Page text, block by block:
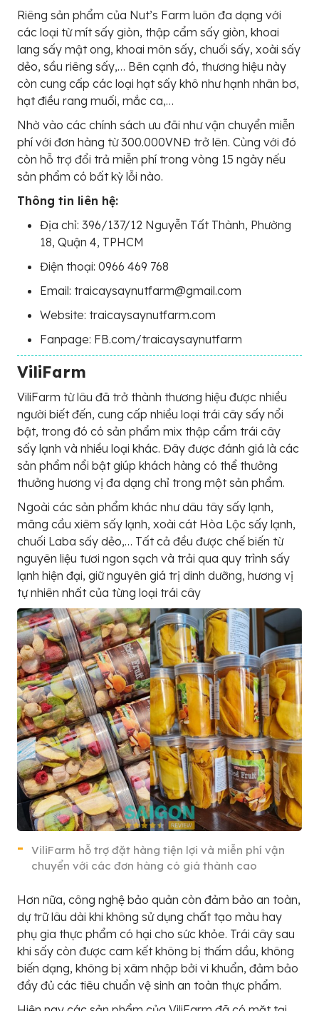
Riêng sản phẩm của Nut’s Farm luôn đa dạng với
các loại từ mít sấy giòn, thập cẩm sấy giòn, khoai
lang sấy mật ong, khoai môn sấy, chuối sấy, xoài sấy
dẻo, sầu riêng sấy,… Bên cạnh đó, thương hiệu này
còn cung cấp các loại hạt sấy khô như hạnh nhân bơ,
hạt điều rang muối, mắc ca,…
Nhờ vào các chính sách ưu đãi như vận chuyển miễn
phí với đơn hàng từ 300.000VNĐ trở lên. Cùng với đó
còn hỗ trợ đổi trả miễn phí trong vòng 15 ngày nếu
sản phẩm có bất kỳ lỗi nào.
Thông tin liên hệ:
Địa chỉ: 396/137/12 Nguyễn Tất Thành, Phường
18, Quận 4, TPHCM
Điện thoại: 0966 469 768
Email: traicaysaynutfarm@gmail.com
Website: traicaysaynutfarm.com
Fanpage: FB.com/traicaysaynutfarm
ViliFarm
ViliFarm từ lâu đã trở thành thương hiệu được nhiều
người biết đến, cung cấp nhiều loại trái cây sấy nổi
bật, trong đó có sản phẩm mix thập cẩm trái cây
sấy lạnh và nhiều loại khác. Đây được đánh giá là các
sản phẩm nổi bật giúp khách hàng có thể thưởng
thưởng hương vị đa dạng chỉ trong một sản phẩm.
Ngoài các sản phẩm khác như dâu tây sấy lạnh,
mãng cầu xiêm sấy lạnh, xoài cát Hòa Lộc sấy lạnh,
chuối Laba sấy dẻo,… Tất cả đều được chế biến từ
nguyên liệu tươi ngon sạch và trải qua quy trình sấy
lạnh hiện đại, giữ nguyên giá trị dinh dưỡng, hương vị
tự nhiên nhất của từng loại trái cây
ViliFarm hỗ trợ đặt hàng tiện lợi và miễn phí vận
chuyển với các đơn hàng có giá thành cao
Hơn nữa, công nghệ bảo quản còn đảm bảo an toàn,
dự trữ lâu dài khi không sử dụng chất tạo màu hay
phụ gia thực phẩm có hại cho sức khỏe. Trái cây sau
khi sấy còn được cam kết không bị thấm dầu, không
biến dạng, không bị xâm nhập bởi vi khuẩn, đảm bảo
đầy đủ các tiêu chuẩn vệ sinh an toàn thực phẩm.